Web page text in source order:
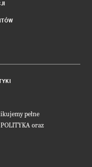
pełne
oraz